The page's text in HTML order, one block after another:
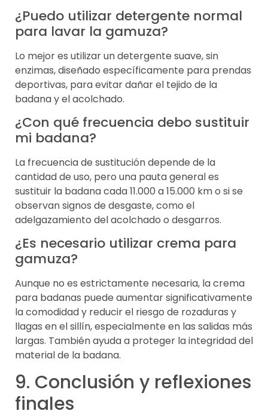
¿Puedo utilizar detergente normal
para lavar la gamuza?
Lo mejor es utilizar un detergente suave, sin
enzimas, diseñado específicamente para prendas
deportivas, para evitar dañar el tejido de la
badana y el acolchado.
¿Con qué frecuencia debo sustituir
mi badana?
La frecuencia de sustitución depende de la
cantidad de uso, pero una pauta general es
sustituir la badana cada 11.000 a 15.000 km o si se
observan signos de desgaste, como el
adelgazamiento del acolchado o desgarros.
¿Es necesario utilizar crema para
gamuza?
Aunque no es estrictamente necesaria, la crema
para badanas puede aumentar significativamente
la comodidad y reducir el riesgo de rozaduras y
llagas en el sillín, especialmente en las salidas más
largas. También ayuda a proteger la integridad del
material de la badana.
9. Conclusión y reflexiones
finales